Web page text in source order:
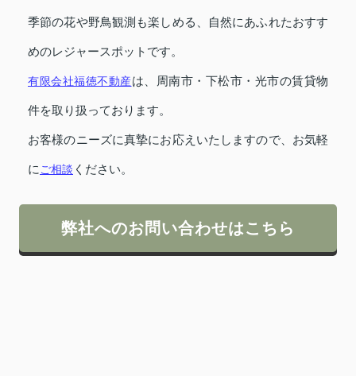
季節の花や野鳥観測も楽しめる、自然にあふれたおすす
めのレジャースポットです。
有限会社福徳不動産は、周南市・下松市・光市の賃貸物
件を取り扱っております。
お客様のニーズに真摯にお応えいたしますので、お気軽
に ご相談 ください。
弊社へのお問い合わせはこちら